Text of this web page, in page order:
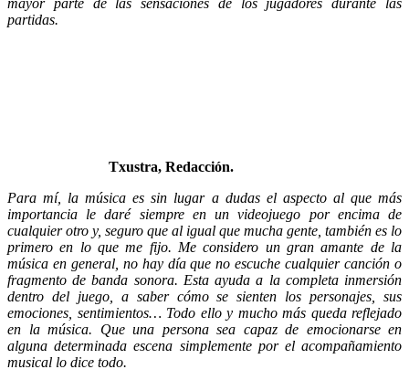
partidas.
Txustra, Redacción.
Para mí, la música es sin lugar a dudas el aspecto al que más
importancia le daré siempre en un videojuego por encima de
cualquier otro y, seguro que al igual que mucha gente, también es lo
primero en lo que me fijo. Me considero un gran amante de la
música en general, no hay día que no escuche cualquier canción o
fragmento de banda sonora. Esta ayuda a la completa inmersión
dentro del juego, a saber cómo se sienten los personajes, sus
emociones, sentimientos… Todo ello y mucho más queda reflejado
en la música. Que una persona sea capaz de emocionarse en
alguna determinada escena simplemente por el acompañamiento
musical lo dice todo.